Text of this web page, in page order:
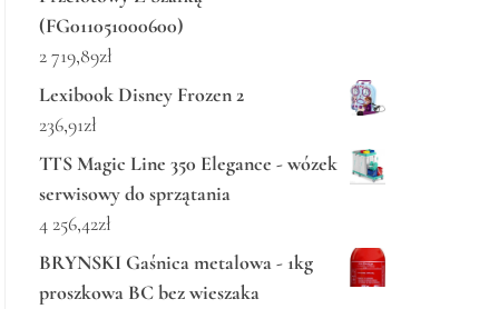
(FG011051000600)
2 719,89zł
Lexibook Disney Frozen 2
236,91zł
TTS Magic Line 350 Elegance - wózek
serwisowy do sprzątania
4 256,42zł
BRYNSKI Gaśnica metalowa - 1kg
proszkowa BC bez wieszaka